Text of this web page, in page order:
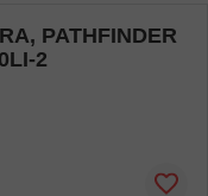
PATHFINDER
2